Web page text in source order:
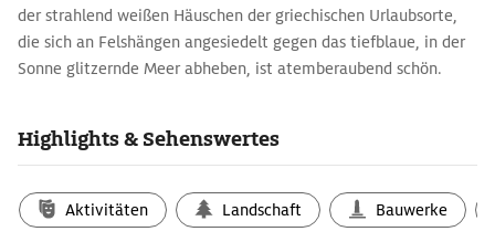
der strahlend weißen Häuschen der griechischen Urlaubsorte,
die sich an Felshängen angesiedelt gegen das tiefblaue, in der
Sonne glitzernde Meer abheben, ist atemberaubend schön.
Sehenswürdigkeiten, kulinarischen Köstlichkeiten, traumhaften
Anblick der Karte zeigt sich, dass es viele griechische Inseln
gibt. Wer also eine Reise plant, hat die Qual der Wahl –
Highlights & Sehenswertes
Aktivitäten Landschaft Bauwerke